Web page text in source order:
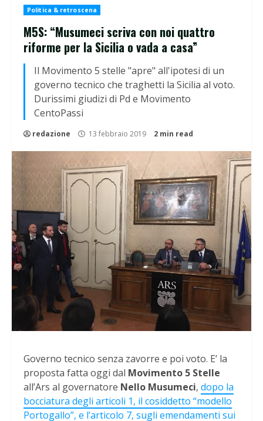
Politica & retroscena
M5S: “Musumeci scriva con noi quattro
riforme per la Sicilia o vada a casa”
Il Movimento 5 stelle "apre" all'ipotesi di un
governo tecnico che traghetti la Sicilia al voto.
Durissimi giudizi di Pd e Movimento
CentoPassi
redazione 13 febbraio 2019 2 min read
Governo tecnico senza zavorre e poi voto. E’ la
proposta fatta oggi dal Movimento 5 Stelle
all’Ars al governatore Nello Musumeci, dopo la
bocciatura degli articoli 1, il cosiddetto “modello
Portogallo”, e l’articolo 7, sugli emendamenti sui